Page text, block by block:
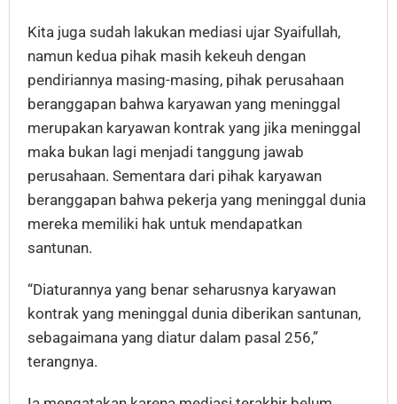
Kita juga sudah lakukan mediasi ujar Syaifullah,
namun kedua pihak masih kekeuh dengan
pendiriannya masing-masing, pihak perusahaan
beranggapan bahwa karyawan yang meninggal
merupakan karyawan kontrak yang jika meninggal
maka bukan lagi menjadi tanggung jawab
perusahaan. Sementara dari pihak karyawan
beranggapan bahwa pekerja yang meninggal dunia
mereka memiliki hak untuk mendapatkan
santunan.
“Diaturannya yang benar seharusnya karyawan
kontrak yang meninggal dunia diberikan santunan,
sebagaimana yang diatur dalam pasal 256,”
terangnya.